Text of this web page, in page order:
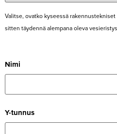
Valitse, ovatko kyseessä
sitten täy­dennä alempana oleva
Nimi
Y-tunnus